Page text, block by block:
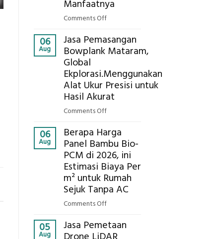
Pastikan
Manfaatnya
Comments Offon
Cooler
Berbasis
Pertanian,
ini
Komponen,
Manfaatnya
06
Aug
Jasa Pemasangan
Bowplank Mataram,
Global
Ekplorasi.Menggunakan
Alat Ukur Presisi untuk
Hasil Akurat
Comments Offon
Pemasangan
Bowplank
Mataram,
Global
Ekplorasi.Menggunakan
Alat
untuk
Hasil
06
Aug
Berapa Harga
Panel Bambu Bio-
PCM di 2026, ini
Estimasi Biaya Per
m² untuk Rumah
Sejuk Tanpa AC
Comments Offon
Harga
Panel
05
Aug
Jasa Pemetaan